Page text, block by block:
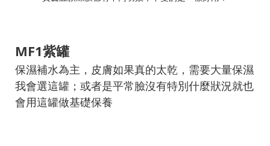
MF1紫罐
保濕補水為主，皮膚如果真的太乾，需要大量保濕
我會選這罐；或者是平常臉沒有特別什麼狀況就也
會用這罐做基礎保養